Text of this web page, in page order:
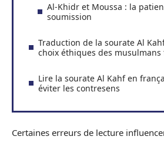
Al-Khidr et Moussa : la
soumission
Traduction de la sourate Al
choix éthiques des musulmans
Lire la sourate Al Kahf en
éviter les contresens
Certaines erreurs de lecture